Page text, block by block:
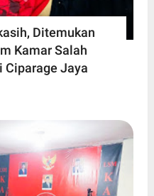
Ditemukan
Kamar Salah
Ciparage Jaya